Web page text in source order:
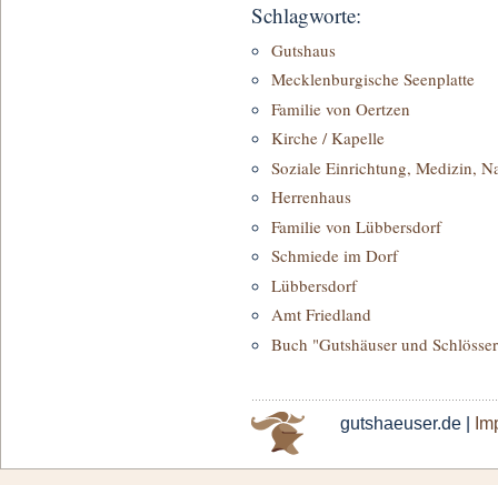
Schlagworte:
Gutshaus
Mecklenburgische Seenplatte
Familie von Oertzen
Kirche / Kapelle
Soziale Einrichtung, Medizin,
Herrenhaus
Familie von Lübbersdorf
Schmiede im Dorf
Lübbersdorf
Amt Friedland
Buch "Gutshäuser und
gutshaeuser.de |